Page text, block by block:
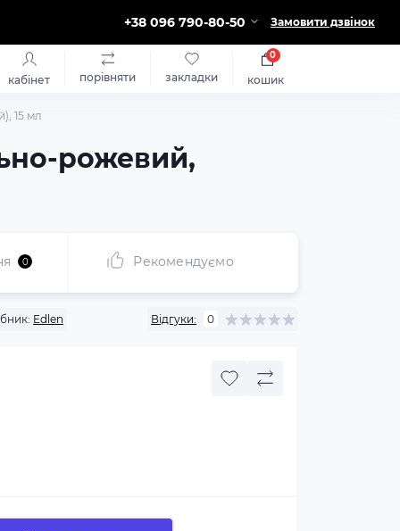
+38 096 790-80-50 Замовити дзвінок
кабінет порівняти закладки кошик
0
15 мл
рожевий,
0 Рекомендуємо
Edlen Відгуки: 0